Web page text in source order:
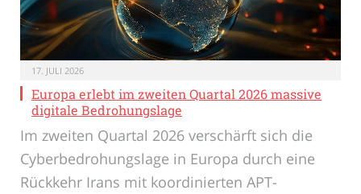
17. JULI 2026
Europa erlebt im zweiten Quartal 2026 massive
digitale Bedrohungslage
Im zweiten Quartal 2026 verschärft sich die
Cyberbedrohungslage in Europa durch eine
Rückkehr Irans mit koordinierten APT-